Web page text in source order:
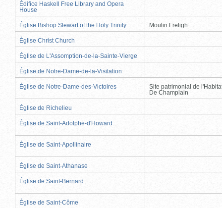
Édifice Haskell Free Library and Opera
House
Église Bishop Stewart of the Holy Trinity Moulin Freligh
Église Christ Church
Église de L'Assomption-de-la-Sainte-Vierge
Église de Notre-Dame-de-la-Visitation
Église de Notre-Dame-des-Victoires
Site patrimonial de
De Champlain
Église de Richelieu
Église de Saint-Adolphe-d'Howard
Église de Saint-Apollinaire
Église de Saint-Athanase
Église de Saint-Bernard
Église de Saint-Côme